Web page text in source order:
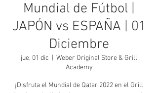
Mundial de Fútbol |
JAPÓN vs ESPAÑA | 01
Diciembre
jue, 01 dic
Weber Original Store & Grill
Academy
¡Disfruta el Mundial de Qatar 2022 en el Grill